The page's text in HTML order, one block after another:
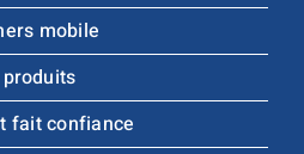
mobile
produits
fait confiance